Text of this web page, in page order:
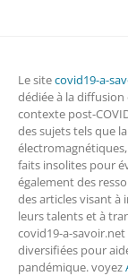
Le sitecovid19-a-
dédiée à la diffusion
contexte post-
des sujets tels que
faits insolites pour
également des
des articles visant à
leurs talents et à
covid19-a-
diversifiées pour
pandémique. voyez